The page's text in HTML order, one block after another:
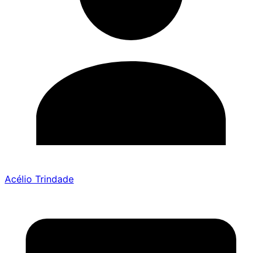
Acélio Trindade